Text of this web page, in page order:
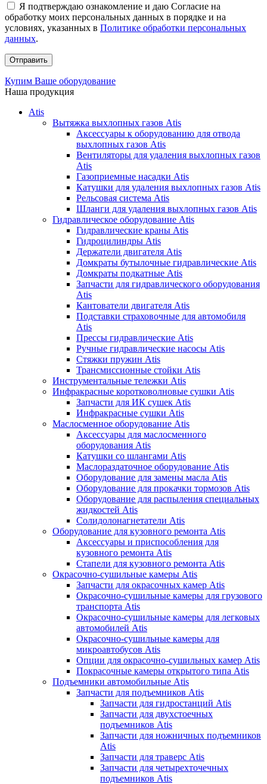
Я подтверждаю ознакомление и даю Согласие на
обработку моих персональных данных в порядке и на
условиях, указанных в Политике обработки персональных
данных.
Купим Ваше оборудование
Наша продукция
Atis
Вытяжка выхлопных газов Atis
Аксессуары к оборудованию для отвода
выхлопных газов Atis
Вентиляторы для удаления выхлопных газов
Atis
Газоприемные насадки Atis
Катушки для удаления выхлопных газов Atis
Рельсовая система Atis
Шланги для удаления выхлопных газов Atis
Гидравлическое оборудование Atis
Гидравлические краны Atis
Гидроцилиндры Atis
Держатели двигателя Atis
Домкраты бутылочные гидравлические Atis
Домкраты подкатные Atis
Запчасти для гидравлического оборудования
Atis
Кантователи двигателя Atis
Подставки страховочные для автомобиля
Atis
Прессы гидравлические Atis
Ручные гидравлические насосы Atis
Стяжки пружин Atis
Трансмиссионные стойки Atis
Инструментальные тележки Atis
Инфракрасные коротковолновые сушки Atis
Запчасти для ИК сушек Atis
Инфракрасные сушки Atis
Маслосменное оборудование Atis
Аксессуары для маслосменного
оборудования Atis
Катушки со шлангами Atis
Маслораздаточное оборудование Atis
Оборудование для замены масла Atis
Оборудование для прокачки тормозов Atis
Оборудование для распыления специальных
жидкостей Atis
Солидолонагнетатели Atis
Оборудование для кузовного ремонта Atis
Аксессуары и приспособления для
кузовного ремонта Atis
Стапели для кузовного ремонта Atis
Окрасочно-сушильные камеры Atis
Запчасти для окрасочных камер Atis
Окрасочно-сушильные камеры для грузового
транспорта Atis
Окрасочно-сушильные камеры для легковых
автомобилей Atis
Окрасочно-сушильные камеры для
микроавтобусов Atis
Опции для окрасочно-сушильных камер Atis
Покрасочные камеры открытого типа Atis
Подъемники автомобильные Atis
Запчасти для подъемников Atis
Запчасти для гидростанций Atis
Запчасти для двухстоечных
подъемников Atis
Запчасти для ножничных подъемников
Atis
Запчасти для траверс Atis
Запчасти для четырехточечных
подъемников Atis